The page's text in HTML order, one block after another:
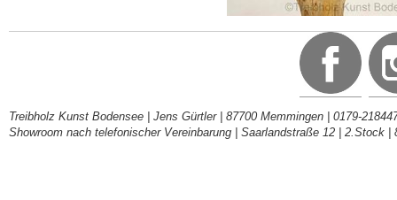
Treibholz Kunst Bodensee | Jens Gürtler | 87700 Memmingen | 0179-
Showroom nach telefonischer Vereinbarung | Saarlandstraße 12 | 2.Stock |